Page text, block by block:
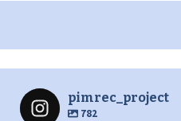
pimrec_project
782